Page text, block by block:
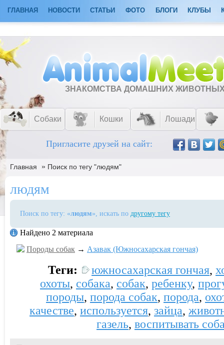
ГЛАВНАЯ НОВОСТИ СТАТЬИ ФОТО БЛОГИ КЛУБЫ
ЗНАКОМСТВА ДОМАШНИХ
Собаки Кошки Лошади
Пригласите друзей на сайт:
Главная » Поиск по тегу "людям"
людям
Поиск по тегу: «людям», искать по другому тегу
Найдено 2 материала
Породы собак → Азавак (Южносахарская гончая)
Теги: южносахарская гончая,
охоты, собака, собак, ребенку,
породы, порода собак, порода,
качестве, используется, зайца,
газель, воспитывать